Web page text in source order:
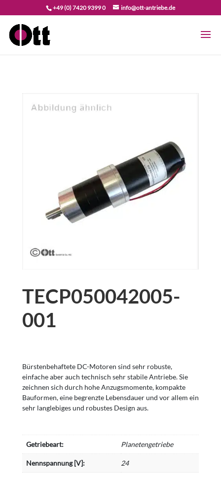
+49 (0) 7420 9399 0 info@ott-antriebe.de
TECP050042005-
001
Bürstenbehaftete DC-Motoren sind sehr robuste,
einfache aber auch technisch sehr stabile Antriebe. Sie
zeichnen sich durch hohe Anzugsmomente, kompakte
Bauformen, eine begrenzte Lebensdauer und vor allem ein
sehr langlebiges und robustes Design aus.
Getriebeart: Planetengetriebe
Nennspannung [V]: 24